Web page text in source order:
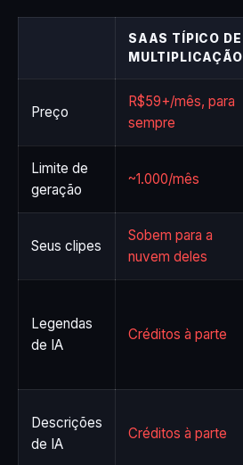
SAAS TÍPICO DE
MULTIPLICAÇÃO
Preço
R$59+/mês, para
sempre
Limite de
geração
~1.000/mês
Seus clipes
Sobem para a
nuvem deles
Legendas
de IA
Créditos à parte
Descrições
de IA
Créditos à parte